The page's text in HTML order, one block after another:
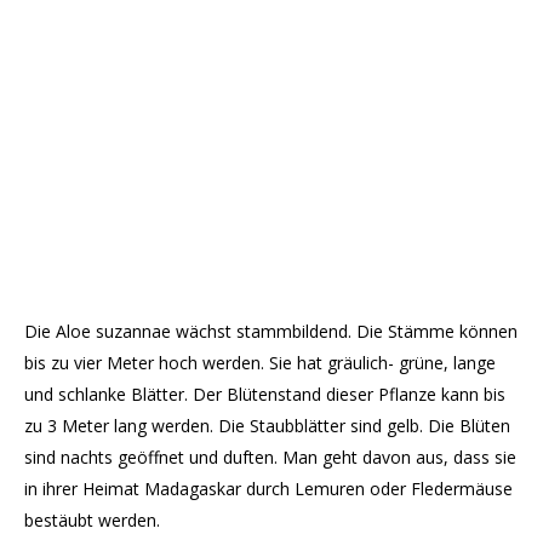
Die Aloe suzannae wächst stammbildend. Die Stämme können
bis zu vier Meter hoch werden. Sie hat gräulich- grüne, lange
und schlanke Blätter. Der Blütenstand dieser Pflanze kann bis
zu 3 Meter lang werden. Die Staubblätter sind gelb. Die Blüten
sind nachts geöffnet und duften. Man geht davon aus, dass sie
in ihrer Heimat Madagaskar durch Lemuren oder Fledermäuse
bestäubt werden.